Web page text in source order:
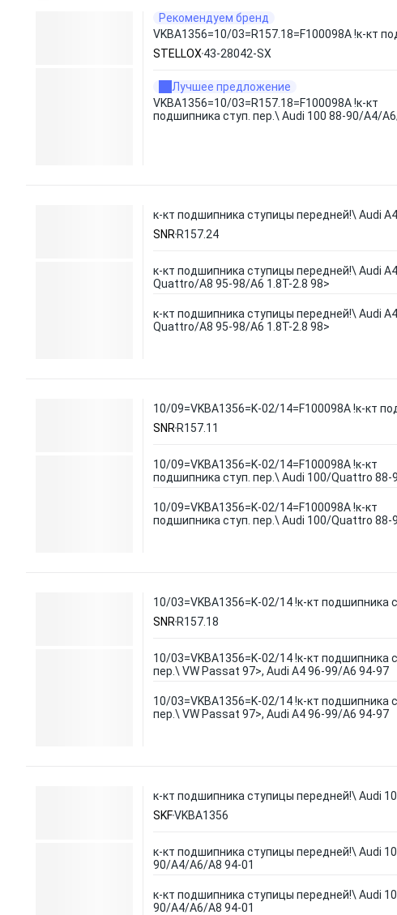
Рекомендуем бренд
VKBA1356=10/03=R157.18=F100098A !к-кт
STELLOX 43-28042-SX
Лучшее предложение
VKBA1356=10/03=R157.18=F100098A !к-кт
подшипника ступ. пер.\ Audi 100 88-90/A4/
к-кт подшипника ступицы передней!\ Audi
SNR R157.24
к-кт подшипника ступицы передней!\ Audi A4
Quattro/A8 95-98/A6 1.8T-2.8 98>
к-кт подшипника ступицы передней!\ Audi A4
Quattro/A8 95-98/A6 1.8T-2.8 98>
10/09=VKBA1356=K-02/14=F100098A !к-кт
SNR R157.11
10/09=VKBA1356=K-02/14=F100098A !к-кт
подшипника ступ. пер.\ Audi 100/Quattro 88-
10/09=VKBA1356=K-02/14=F100098A !к-кт
подшипника ступ. пер.\ Audi 100/Quattro 88-
10/03=VKBA1356=K-02/14 !к-кт подшипника
SNR R157.18
10/03=VKBA1356=K-02/14 !к-кт подшипника
пер.\ VW Passat 97>, Audi A4 96-99/A6 94-97
10/03=VKBA1356=K-02/14 !к-кт подшипника
пер.\ VW Passat 97>, Audi A4 96-99/A6 94-97
к-кт подшипника ступицы передней!\ Audi
SKFVKBA1356
к-кт подшипника ступицы передней!\ Audi
90/A4/A6/A8 94-01
к-кт подшипника ступицы передней!\ Audi
90/A4/A6/A8 94-01